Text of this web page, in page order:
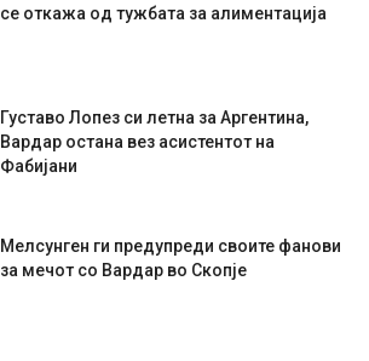
се откажа од тужбата за алиментација
Густаво Лопез си летна за Аргентина,
Вардар остана вез асистентот на
Фабијани
Мелсунген ги предупреди своите фанови
за мечот со Вардар во Скопје